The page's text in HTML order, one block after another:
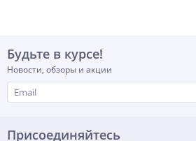
Будьте в курсе!
Новости, обзоры и акции
Присоединяйтесь